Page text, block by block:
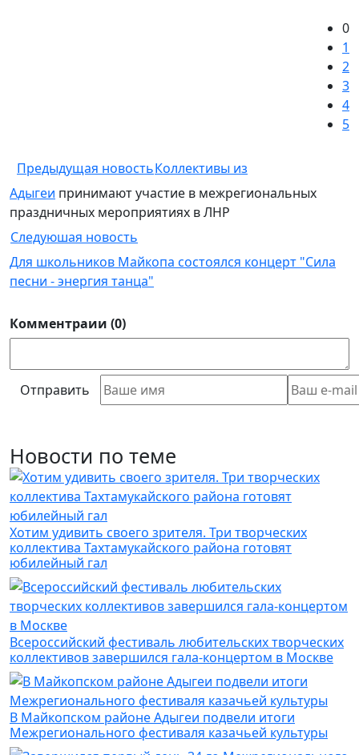
0
1
2
3
4
5
Предыдущая новостьКоллективы из
Адыгеи принимают участие в межрегиональных
праздничных мероприятиях в ЛНР
Следуюшая новость
Для школьников Майкопа состоялся концерт "Сила
песни - энергия танца"
Комментраии (0)
Отправить
Новости по теме
Хотим удивить своего зрителя. Три творческих
коллектива Тахтамукайского района готовят
юбилейный гал
Всероссийский фестиваль любительских творческих
коллективов завершился гала-концертом в Москве
В Майкопском районе Адыгеи подвели итоги
Межрегионального фестиваля казачьей культуры